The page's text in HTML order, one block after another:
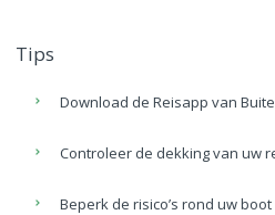
Tips
Download de Reisapp van
Controleer de dekking van uw
Beperk de risico’s rond uw boot